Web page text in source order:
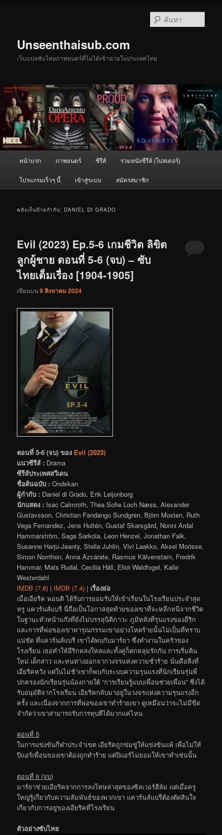
Unseenthaisub.com
เว็บแปลซับไทยภาพยนตร์ที่ไม่ได้เข้าฉายในประเทศไทย
หน้าแรก ภาพยนตร์ ซีรีส์ รวมหนังซีรีส์ (โปสเตอร์)
โปรแกรมเร็วๆ นี้ เข้าสู่ระบบ สมัครสมาชิก
คลังเก็บป้ายกำกับ: DANIEL DI GRADO
Evil (2023) Ep.5-6 เกมชีวิต ลิขิต
ลูกผู้ชาย ตอนที่ 5-6 (จบ) – ซับ
ไทยเต็มเรื่อง [1904-1905]
เขียนบน9 สิงหาคม 2024
ตอนที่ 5-6 (จบ) ของ Evil (2023)
แนวซีรีส์ : Drama
ซีรีส์ประเทศสวีเดน
ชื่อต้นฉบับ : Ondskan
ผู้กำกับ : Daniel di Grado, Erik Leijonborg
นักแสดง : Isac Calmroth, Thea Sofie Loch Næss, Alexander
Gustavsson, Christian Fandango Sundgren, Björn Mosten, Ruth
Vega Fernandez, Jens Hultén, Gustaf Skarsgård, Nonni Ardal
Hammarström, Saga Sarkola, Leon Henzel, Jonathan Falk,
Susanne Harju-Jeanty, Stella Juhlin, Vivi Laakko, Aksel Morisse,
Simon Norrthon, Anna Azcárate, Rasmus Kälvenstam, Fredrik
Hammar, Mats Rudal, Cecilia Häll, Eliot Waldfogel, Kalle
Westerdahl
IMDB (7.8) | IMDB (7.4) | เรื่องย่อ
เมื่อเอียริค พอนติ ได้รับการยอมรับให้เข้าเรียนในโรงเรียนประจำสุด
หรู แควร์นส์แบรี นี่ถือเป็นโอกาสสุดท้ายของเขาที่จะหลีกหนีจากชีวิต
ในฐานะหัวหน้าแก๊งที่ยังไม่บรรลุนิติภาวะ ภูมิหลังที่รุนแรงของอีริก
และการที่พ่อของเขาทารุณกรรมเขาอย่างโหดร้ายนั้นไม่เป็นที่ทราบ
แน่ชัด ที่แควร์นส์แบรี เขาได้พบกับมาร์ยา ซึ่งทำงานในครัวของ
โรงเรียน เธอทำให้อีริกหลงใหลและทั้งคู่ก็ตกหลุมรักกัน การเริ่มต้น
ใหม่ เด็กสาว และหนทางออกจากวงจรแห่งความชั่วร้าย นั่นคือสิ่งที่
เอียริคหวัง แต่ในไม่ช้าเขาก็พบกับระบบความรุนแรงที่นักเรียนรุ่นพี่
ปกครองนักเรียนรุ่นน้องภายใต้ “การเรียนรู้แบบเพื่อนช่วยเพื่อน” ซึ่งได้
รับอนุมัติจากโรงเรียน เอียริคกลับมาอยู่ในวงจรแห่งความรุนแรงอีก
ครั้ง และเนื่องจากการที่พ่อของเขาทำร้ายเขา ดูเหมือนว่าจะไม่มีขีด
จำกัดว่าเขาสามารถรับการทุบตีได้มากแค่ไหน
ตอนที่ 5
ในการแข่งขันกีฬาประจำเขต เอียริคถูกข่มขู่ให้แข่งขันแพ้ เพื่อไม่ให้
ปิแอร์เพื่อนของเขาต้องถูกทำร้าย แต่ปิแอร์ไม่ยอมให้เขาทำเช่นนั้น
ตอนที่ 6 (จบ)
มาร์ยาช่วยเอียริคจากการลงโทษล่าสุดของซิลเวอร์ฮีล์ม แต่เมื่อครู
ใหญ่รู้เกี่ยวกับความสัมพันธ์ของพวกเขา แควร์นส์แบรีต้องตัดสินใจ
เกี่ยวกับการอยู่ของเอียริคที่โรงเรียน
ตัวอย่างซับไทย